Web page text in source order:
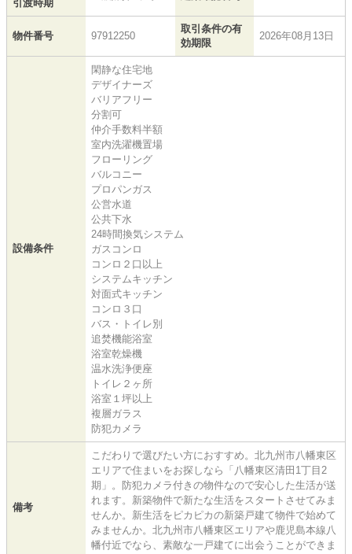
引渡時期
物件番号 97912250
取引条件の有
効期限
2026年08月13日
設備条件
閑静な住宅地
デザイナーズ
バリアフリー
分割可
仲介手数料半額
室内洗濯機置場
フローリング
バルコニー
プロパンガス
公営水道
公共下水
24時間換気システム
ガスコンロ
コンロ２口以上
システムキッチン
対面式キッチン
コンロ３口
バス・トイレ別
追焚機能浴室
浴室乾燥機
温水洗浄便座
トイレ２ヶ所
浴室１坪以上
複層ガラス
防犯カメラ
備考
こだわりで選びたい方におすすめ。北九州市八幡東区
エリアで住まいをお探しなら「八幡東区清田1丁目2
期」。防犯カメラ付きの物件なので安心した生活が送
れます。新築物件で新たな生活をスタートさせてみま
せんか。新生活をピカピカの新築戸建て物件で始めて
みませんか。北九州市八幡東区エリアや鹿児島本線八
幡付近でなら、素敵な一戸建てに出会うことができま